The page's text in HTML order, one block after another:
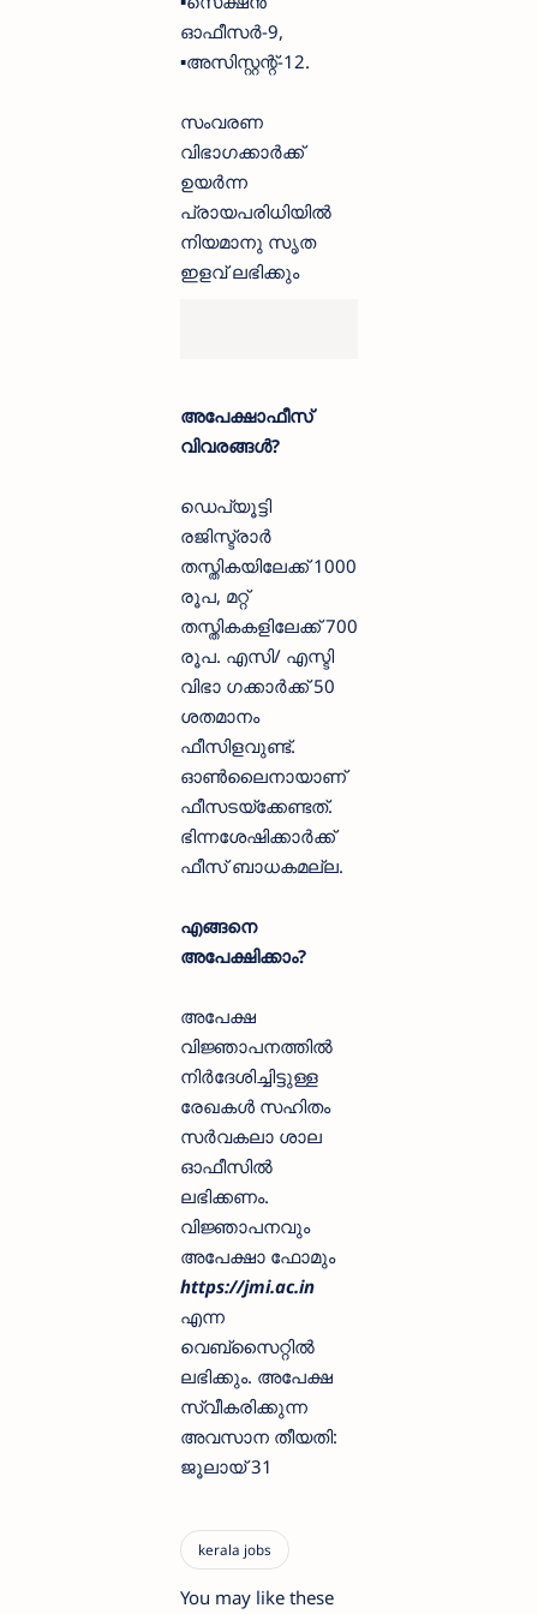
ഓഫീസർ-9,
▪️അസിസ്റ്റന്റ്-12.
സംവരണ
വിഭാഗക്കാർക്ക്
ഉയർന്ന
പ്രായപരിധിയിൽ
നിയമാനു സൃത
ഇളവ് ലഭിക്കും
അപേക്ഷാഫീസ്
വിവരങ്ങൾ?
ഡെപ്യൂട്ടി
രജിസ്ട്രാർ
തസ്തികയിലേക്ക് 1000
രൂപ, മറ്റ്
തസ്തികകളിലേക്ക് 700
രൂപ. എസ‌ി/ എസ്ടി
വിഭാ ഗക്കാർക്ക് 50
ശതമാനം
ഫീസിളവുണ്ട്.
ഓൺലൈനായാണ്
ഫീസടയ്ക്കേണ്ടത്.
ഭിന്നശേഷിക്കാർക്ക്
ഫീസ് ബാധകമല്ല.
എങ്ങനെ
അപേക്ഷിക്കാം?
അപേക്ഷ
വിജ്ഞാപനത്തിൽ
നിർദേശിച്ചിട്ടുള്ള
രേഖകൾ സഹിതം
സർവകലാ ശാല
ഓഫീസിൽ
ലഭിക്കണം.
വിജ്ഞാപനവും
അപേക്ഷാ ഫോമും
https://jmi.ac.in
എന്ന
വെബ്സൈറ്റിൽ
ലഭിക്കും. അപേക്ഷ
സ്വീകരിക്കുന്ന
അവസാന തീയതി:
ജൂലായ് 31
You may like these